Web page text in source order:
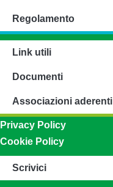
Regolamento
Link utili
Documenti
Associazioni aderenti
Privacy Policy
Cookie Policy
Scrivici